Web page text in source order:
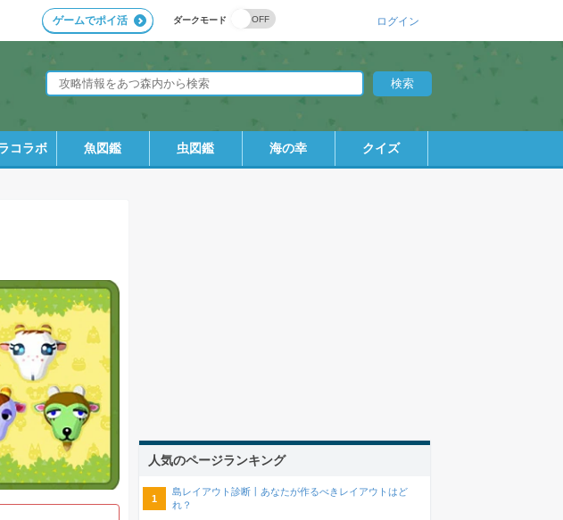
ダークモード
ゲームでポイ活 ログイン
コラボ 魚図鑑 虫図鑑 海の幸 クイズ
人気のページランキング
島レイアウト診断丨あなたが作るべきレイアウトはど
れ？